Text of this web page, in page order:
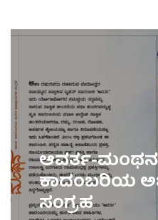
ಆವರ್ತ-
ಕಾದಂಬರಿಯ
ಸಂಗ್ರಹ